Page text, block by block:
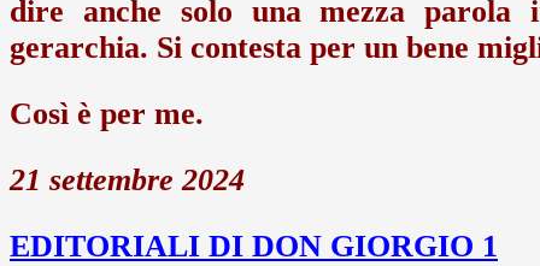
dire anche solo una mezza
gerarchia. Si contesta per un bene
Così è per me.
21 settembre 2024
EDITORIALI DI DON GIORGIO 1